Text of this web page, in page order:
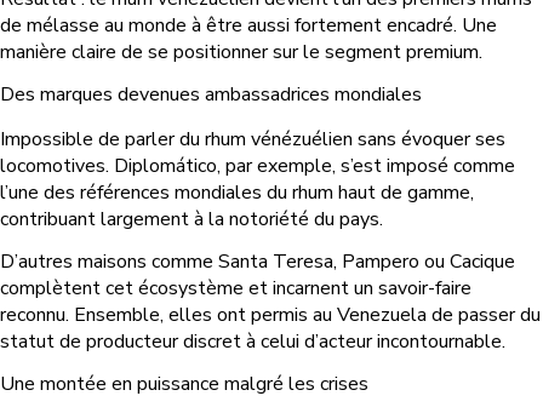
de mélasse au monde à être aussi fortement encadré. Une
manière claire de se positionner sur le segment premium.
Des marques devenues ambassadrices mondiales
Impossible de parler du rhum vénézuélien sans évoquer ses
locomotives. Diplomático, par exemple, s’est imposé comme
l’une des références mondiales du rhum haut de gamme,
contribuant largement à la notoriété du pays.
D’autres maisons comme Santa Teresa, Pampero ou Cacique
complètent cet écosystème et incarnent un savoir-faire
reconnu. Ensemble, elles ont permis au Venezuela de passer du
statut de producteur discret à celui d’acteur incontournable.
Une montée en puissance malgré les crises